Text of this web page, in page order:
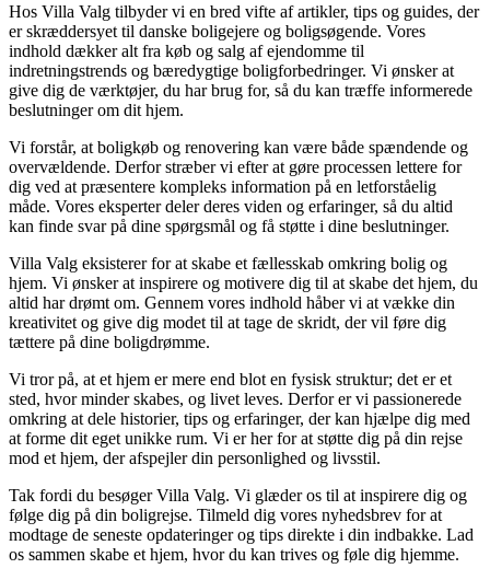
Hos Villa Valg tilbyder vi en bred vifte af artikler, tips og guides, der
er skræddersyet til danske boligejere og boligsøgende. Vores
indhold dækker alt fra køb og salg af ejendomme til
indretningstrends og bæredygtige boligforbedringer. Vi ønsker at
give dig de værktøjer, du har brug for, så du kan træffe informerede
beslutninger om dit hjem.
Vi forstår, at boligkøb og renovering kan være både spændende og
overvældende. Derfor stræber vi efter at gøre processen lettere for
dig ved at præsentere kompleks information på en letforståelig
måde. Vores eksperter deler deres viden og erfaringer, så du altid
kan finde svar på dine spørgsmål og få støtte i dine beslutninger.
Villa Valg eksisterer for at skabe et fællesskab omkring bolig og
hjem. Vi ønsker at inspirere og motivere dig til at skabe det hjem, du
altid har drømt om. Gennem vores indhold håber vi at vække din
kreativitet og give dig modet til at tage de skridt, der vil føre dig
tættere på dine boligdrømme.
Vi tror på, at et hjem er mere end blot en fysisk struktur; det er et
sted, hvor minder skabes, og livet leves. Derfor er vi passionerede
omkring at dele historier, tips og erfaringer, der kan hjælpe dig med
at forme dit eget unikke rum. Vi er her for at støtte dig på din rejse
mod et hjem, der afspejler din personlighed og livsstil.
Tak fordi du besøger Villa Valg. Vi glæder os til at inspirere dig og
følge dig på din boligrejse. Tilmeld dig vores nyhedsbrev for at
modtage de seneste opdateringer og tips direkte i din indbakke. Lad
os sammen skabe et hjem, hvor du kan trives og føle dig hjemme.